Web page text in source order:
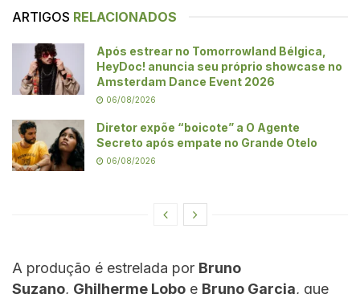
ARTIGOS RELACIONADOS
Após estrear no Tomorrowland Bélgica,
HeyDoc! anuncia seu próprio showcase no
Amsterdam Dance Event 2026
06/08/2026
Diretor expõe “boicote” a O Agente
Secreto após empate no Grande Otelo
06/08/2026
A produção é estrelada por Bruno
Suzano, Ghilherme Lobo e Bruno Garcia, que